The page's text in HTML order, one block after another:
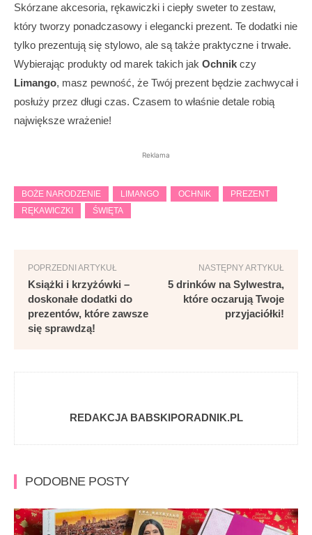
Skórzane akcesoria, rękawiczki i ciepły sweter to zestaw,
który tworzy ponadczasowy i elegancki prezent. Te dodatki nie
tylko prezentują się stylowo, ale są także praktyczne i trwałe.
Wybierając produkty od marek takich jak Ochnik czy
Limango, masz pewność, że Twój prezent będzie zachwycał i
posłuży przez długi czas. Czasem to właśnie detale robią
największe wrażenie!
Reklama
BOŻE NARODZENIE LIMANGO OCHNIK
PREZENT
RĘKAWICZKI
ŚWIĘTA
POPRZEDNI ARTYKUŁ
Książki i krzyżówki –
doskonałe dodatki do
prezentów, które zawsze
się sprawdzą!
NASTĘPNY ARTYKUŁ
5 drinków na Sylwestra,
które oczarują Twoje
przyjaciółki!
REDAKCJA BABSKIPORADNIK.PL
PODOBNE POSTY